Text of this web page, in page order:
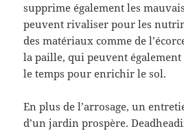
supprime également les
peuvent rivaliser pour les
des matériaux comme de
la paille, qui peuvent également
le temps pour enrichir le sol.
En plus de l’arrosage, un
d’un jardin prospère.